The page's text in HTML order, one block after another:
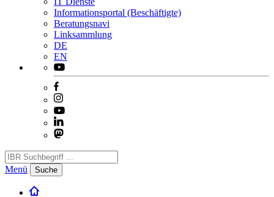
Informationsportal (Beschäftigte)
Beratungsnavi
Linksammlung
DE
EN
Menü Suche